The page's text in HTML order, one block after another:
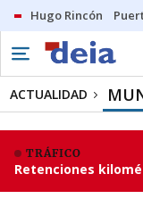
Hugo Rincón
ACTUALIDAD
TRÁFICO
Retenciones